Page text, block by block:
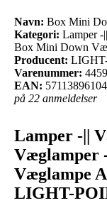
Navn: Box Mini
Kategori: Lamper -
Box Mini Down
Producent:
Varenummer:
EAN:
på 22 anmeldelser
Lamper -||
Væglamper
Væglampe
LIGHT-